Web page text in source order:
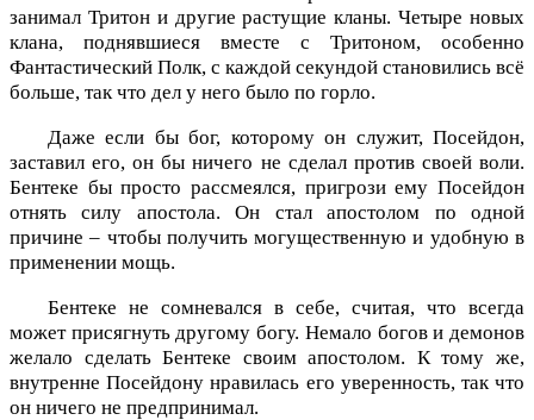
занимал Тритон и другие растущие кланы. Четыре новых
клана, поднявшиеся вместе с Тритоном, особенно
Фантастический Полк, с каждой секундой становились всё
больше, так что дел у него было по горло.
Даже если бы бог, которому он служит, Посейдон,
заставил его, он бы ничего не сделал против своей воли.
Бентеке бы просто рассмеялся, пригрози ему Посейдон
отнять силу апостола. Он стал апостолом по одной
причине – чтобы получить могущественную и удобную в
применении мощь.
Бентеке не сомневался в себе, считая, что всегда
может присягнуть другому богу. Немало богов и демонов
желало сделать Бентеке своим апостолом. К тому же,
внутренне Посейдону нравилась его уверенность, так что
он ничего не предпринимал.